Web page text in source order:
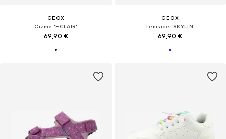
GEOX
Čizme 'ECLAIR'
69,90 €
GEOX
Tenisice 'SKYLIN'
69,90 €